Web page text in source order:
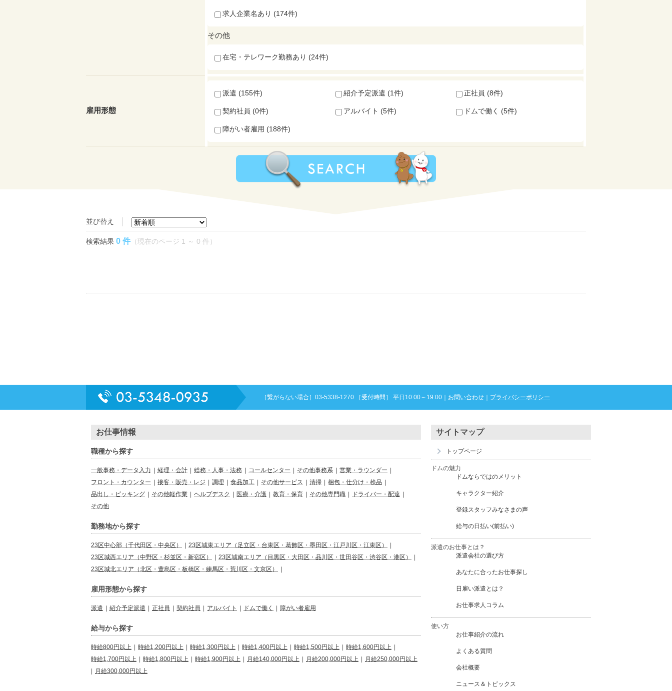
求人企業名あり (174件)
その他
在宅・テレワーク勤務あり (24件)
雇用形態
派遣 (155件) 紹介予定派遣 (1件) 正社員 (8件)
契約社員 (0件) アルバイト (5件) ドムで働く (5件)
障がい者雇用 (188件)
並び替え
検索結果 0 件 （現在のページ 1 ～ 0 件）
［繋がらない場合］03-5338-1270 ［受付時間］ 平日10:00～19:00 お問い合わせ プライバシーポリシー
お仕事情報
職種から探す
一般事務・データ入力 経理・会計 総務・人事・法務 コールセンター その他事務系 営業・ラウンダー
フロント・カウンター
接客・販売・レジ 調理 食品加工 その他サービス 清掃 梱包・仕分け・検品
品出し・ピッキング
その他軽作業 ヘルプデスク 医療・介護 教育・保育 その他専門職 ドライバー・配達
その他
勤務地から探す
23区中心部（千代田区・中央区） 23区城東エリア（足立区・台東区・葛飾区・墨田区・江戸川区・江東区）
23区城西エリア（中野区・杉並区・新宿区）
23区城南エリア（目黒区・大田区・品川区・世田谷区・渋谷区・港区）
23区城北エリア（北区・豊島区・板橋区・練馬区・荒川区・文京区）
雇用形態から探す
派遣 紹介予定派遣 正社員 契約社員 アルバイト ドムで働く 障がい者雇用
給与から探す
時給800円以上 時給1,200円以上 時給1,300円以上 時給1,400円以上 時給1,500円以上 時給1,600円以上
時給1,700円以上
時給1,800円以上 時給1,900円以上 月給140,000円以上 月給200,000円以上
月給250,000円以上
月給300,000円以上
サイトマップ
トップページ
ドムの魅力
ドムならではのメリット
キャラクター紹介
登録スタッフみなさまの声
給与の日払い(前払い)
派遣のお仕事とは？
派遣会社の選び方
あなたに合ったお仕事探し
日雇い派遣とは？
お仕事求人コラム
使い方
お仕事紹介の流れ
よくある質問
会社概要
ニュース＆トピックス